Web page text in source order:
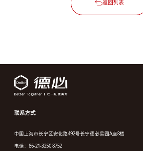
返回列表
联系方式
中国上海市长宁区安化路492号长宁德必易园A座8楼
电话：86-21-3250 8752